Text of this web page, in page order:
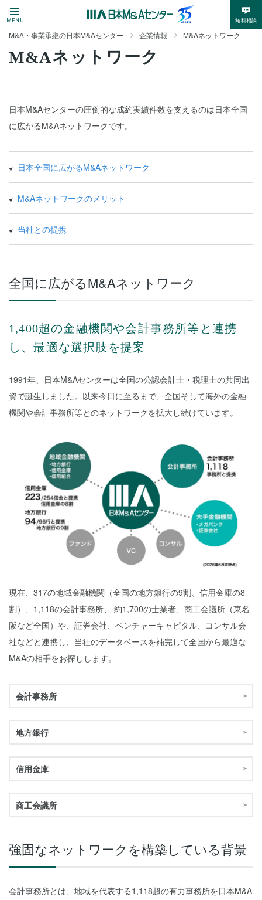
MENU 無料相談
M&A・事業承継の日本M&Aセンター 企業情報 M&Aネットワーク
M&Aネットワーク
日本M&Aセンターの圧倒的な成約実績件数を支えるのは日本全国
に広がるM&Aネットワークです。
日本全国に広がるM&Aネットワーク
M&Aネットワークのメリット
当社との提携
全国に広がるM&Aネットワーク
1,400超の金融機関や会計事務所等と連携
し、最適な選択肢を提案
1991年、日本M&Aセンターは全国の公認会計士・税理士の共同出
資で誕生しました。以来今日に至るまで、全国そして海外の金融
機関や会計事務所等とのネットワークを拡大し続けています。
現在、317の地域金融機関（全国の地方銀行の9割、信用金庫の8
割）、1,118の会計事務所、 約1,700の士業者、商工会議所（東名
阪など全国）や、証券会社、ベンチャーキャピタル、コンサル会
社などと連携し、当社のデータベースを補完して全国から最適な
M&Aの相手をお探しします。
会計事務所
地方銀行
信用金庫
商工会議所
強固なネットワークを構築している背景
会計事務所とは、地域を代表する1,118超の有力事務所を日本M&A